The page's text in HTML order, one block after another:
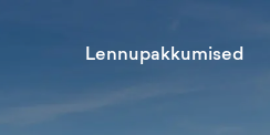
Lennupakkumised